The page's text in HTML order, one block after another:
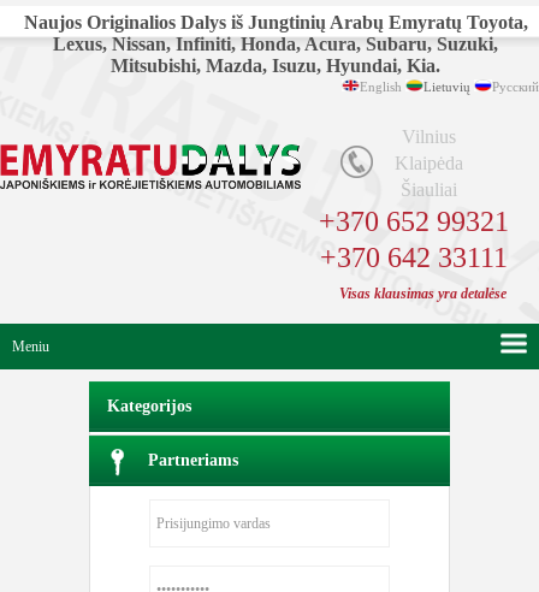
Naujos Originalios Dalys iš Jungtinių Arabų Emyratų Toyota,
Lexus, Nissan, Infiniti, Honda, Acura, Subaru, Suzuki,
Mitsubishi, Mazda, Isuzu, Hyundai, Kia.
English Lietuvių Русский
Vilnius
Klaipėda
Šiauliai
+370 652 99321
+370 642 33111
Visas klausimas yra detalėse
Meniu
Kategorijos
Partneriams